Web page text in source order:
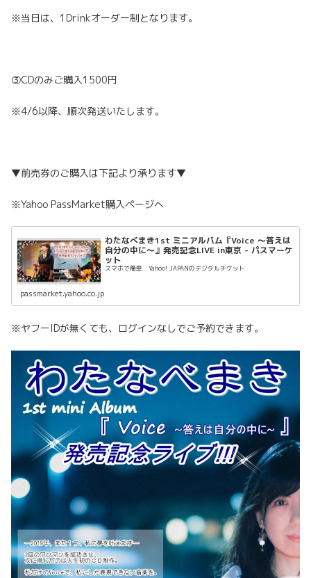
※当日は、1Drinkオーダー制となります。
③CDのみご購入1500円
※4/6以降、順次発送いたします。
▼前売券のご購入は下記より承ります▼
※Yahoo PassMarket購入ページへ
わたなべまき1st ミニアルバム『Voice ～答えは
自分の中に～』発売記念LIVE in東京 - パスマーケ
ット
スマホで簡単 Yahoo! JAPANのデジタルチケット
passmarket.yahoo.co.jp
※ヤフーIDが無くても、ログインなしでご予約できます。